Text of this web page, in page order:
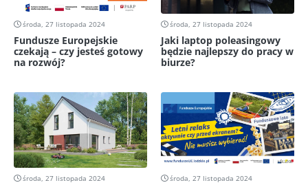
środa, 27 listopada 2024
Fundusze Europejskie
czekają – czy jesteś gotowy
na rozwój?
środa, 27 listopada 2024
Jaki laptop poleasingowy
będzie najlepszy do pracy w
biurze?
środa, 27 listopada 2024 środa, 27 listopada 2024